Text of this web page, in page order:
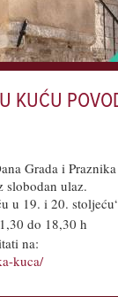
KUĆU
Grada i
slobodan ulaz.
u 19. i 20.
do 18,30 h
na:
kuca/